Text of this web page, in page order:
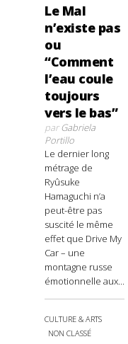
Le Mal
n’existe pas
ou
“Comment
l’eau coule
toujours
vers le bas”
parGabriela
Portillo
Le dernier long
métrage de
Ryûsuke
Hamaguchi n’a
peut-être pas
suscité le même
effet que Drive My
Car – une
montagne russe
émotionnelle aux...
CULTURE & ARTS
NON CLASSÉ